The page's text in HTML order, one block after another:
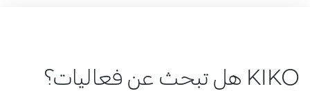
KIKO هل تبحث عن فعاليات؟